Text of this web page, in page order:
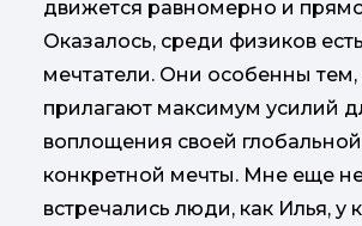
движется равномерно и
Оказалось, среди физиков
мечтатели. Они особенны тем,
прилагают максимум усилий
воплощения своей
конкретной мечты. Мне еще
встречались люди, как Илья, у